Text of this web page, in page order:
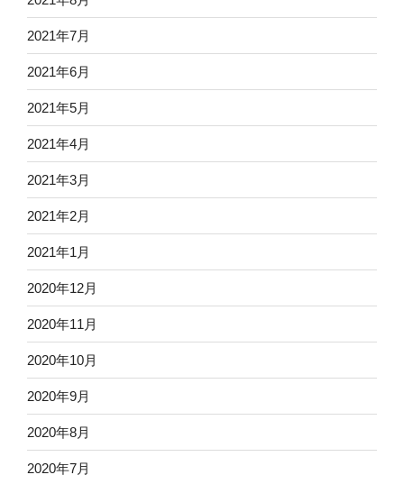
2021年7月
2021年6月
2021年5月
2021年4月
2021年3月
2021年2月
2021年1月
2020年12月
2020年11月
2020年10月
2020年9月
2020年8月
2020年7月